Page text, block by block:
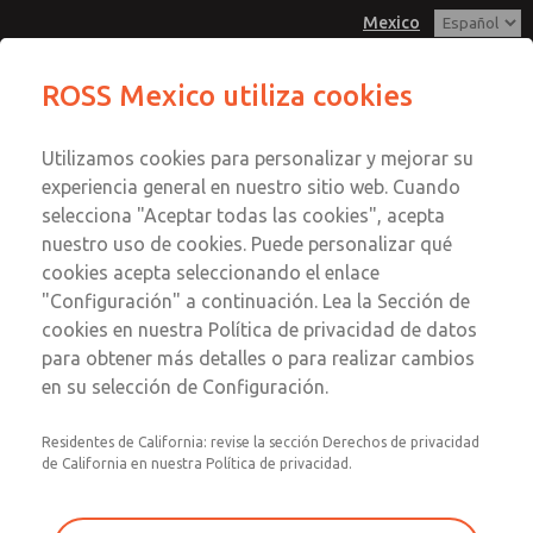
Mexico
Cuenta
Registrarse
Inscribirse
Serie MD3
MD353ECB6C4YN
Enviar esta página por correo
electrónico
Servicio al Cliente
1-800-GET-ROSS
Servicio Tecnico
1-888-TEK-ROSS
ROSS Mexico utiliza cookies
Utilizamos cookies para personalizar y mejorar su
experiencia general en nuestro sitio web. Cuando
selecciona "Aceptar todas las cookies", acepta
nuestro uso de cookies. Puede personalizar qué
cookies acepta seleccionando el enlace
"Configuración" a continuación. Lea la Sección de
cookies en nuestra Política de privacidad de datos
para obtener más detalles o para realizar cambios
en su selección de Configuración.
Residentes de California: revise la sección Derechos de privacidad
de California en nuestra Política de privacidad.